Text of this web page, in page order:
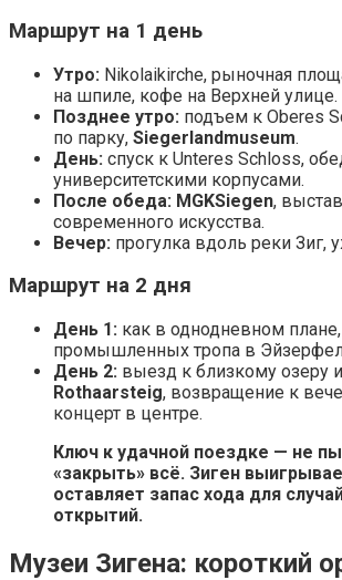
Маршрут на 1 день
Утро: Nikolaikirche, рыночная
на шпиле, кофе на Верхней улице.
Позднее утро: подъем к Oberes
по парку, Siegerlandmuseum.
День: спуск к Unteres Schloss,
университетскими корпусами.
После обеда: MGKSiegen,
современного искусства.
Вечер: прогулка вдоль реки Зиг,
Маршрут на 2 дня
День 1: как в однодневном
промышленных тропа в
День 2: выезд к близкому озеру
Rothaarsteig, возвращение к
концерт в центре.
Ключ к удачной поездке — не
«закрыть» всё. Зиген
оставляет запас хода для
открытий.
Музеи Зигена: короткий